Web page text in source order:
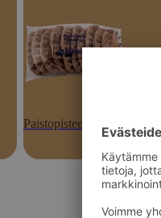
Paistopisteen tuotteet